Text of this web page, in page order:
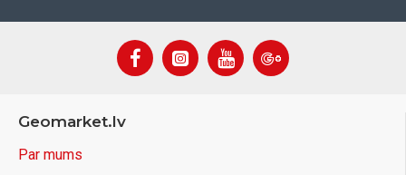
Geomarket.lv
Par mums